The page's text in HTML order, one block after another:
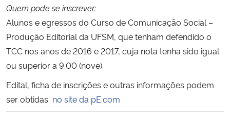
Banco Central do Brasil
Planalto
Quem pode se inscrever:
Alunos e egressos do Curso de Comunicação Social –
Produção Editorial da UFSM, que tenham defendido o
TCC nos anos de 2016 e 2017, cuja nota tenha sido igual
ou superior a 9.00 (nove).
Edital, ficha de inscrições e outras informações podem
ser obtidas no site da pE.com